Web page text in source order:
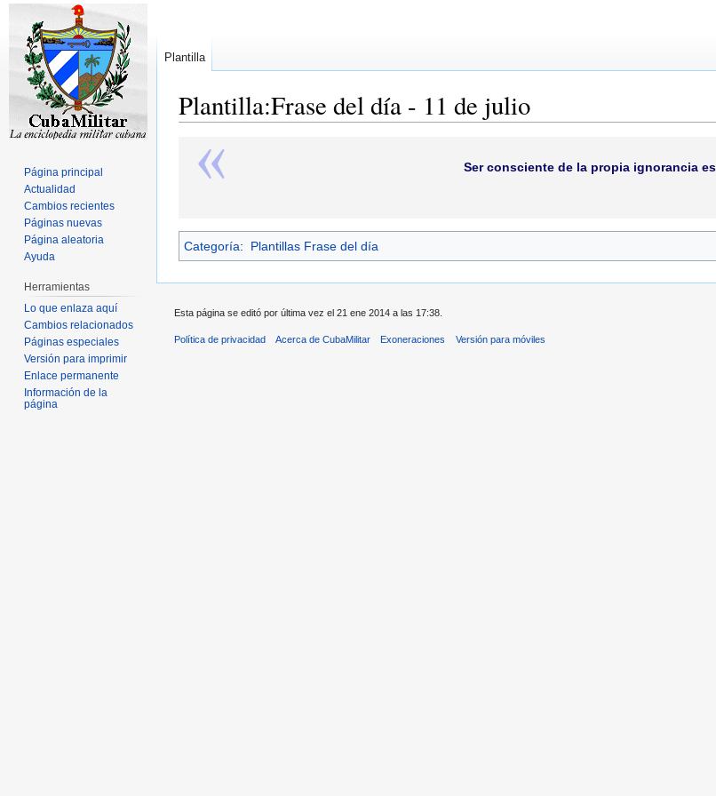
Plantilla:Frase del día - 11 de julio
Ser consciente de la propia ignorancia
Categoría: Plantillas Frase del día
Plantilla
Página principal
Actualidad
Cambios recientes
Páginas nuevas
Página aleatoria
Ayuda
Herramientas
Lo que enlaza aquí
Cambios relacionados
Páginas especiales
Versión para imprimir
Enlace permanente
Información de la
página
Esta página se editó por última vez el 21 ene 2014 a las 17:38.
Política de privacidad Acerca de CubaMilitar Exoneraciones Versión para móviles